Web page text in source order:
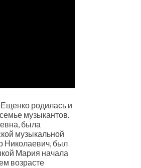
родилась и
музыкантов.
была
музыкальной
Николаевич, был
Мария начала
возрасте